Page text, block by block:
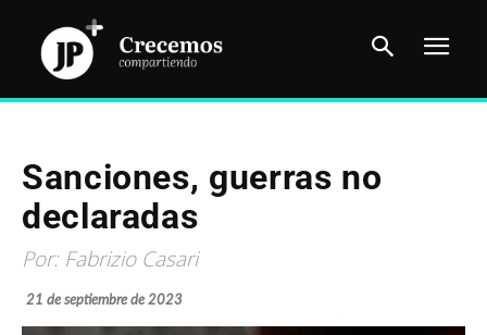
Sanciones, guerras no
declaradas
Por: Fabrizio Casari
21 de septiembre de 2023